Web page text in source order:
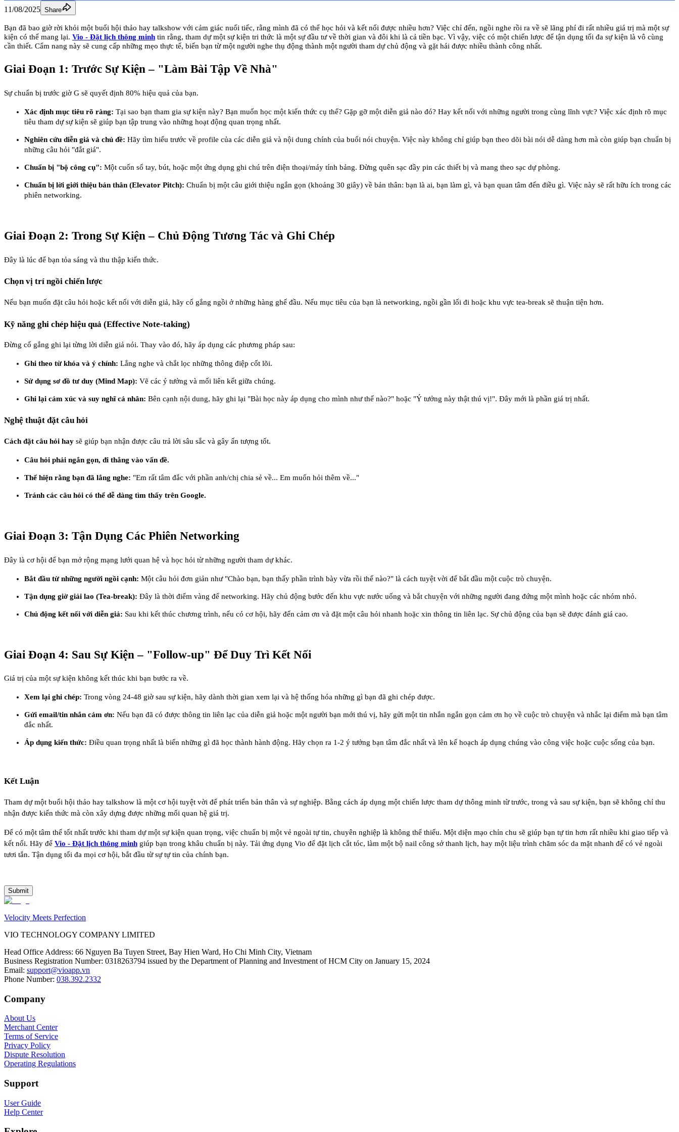
11/08/2025 Share
Bạn đã bao giờ rời khỏi một buổi hội thảo hay talkshow với cảm giác nuối tiếc, rằng mình đã có thể học hỏi và kết nối được nhiều hơn? Việc chỉ đến, ngồi nghe rồi ra về sẽ lãng phí đi rất nhiều giá trị mà một sự
kiện có thể mang lại. Vio - Đặt lịch thông minh tin rằng, tham dự một sự kiện tri thức là một sự đầu tư về thời gian và đôi khi là cả tiền bạc. Vì vậy, việc có một chiến lược để tận dụng tối đa sự kiện là vô cùng
cần thiết. Cẩm nang này sẽ cung cấp những mẹo thực tế, biến bạn từ một người nghe thụ động thành một người tham dự chủ động và gặt hái được nhiều thành công nhất.
Giai Đoạn 1: Trước Sự Kiện – "Làm Bài Tập Về Nhà"
Sự chuẩn bị trước giờ G sẽ quyết định 80% hiệu quả của bạn.
Xác định mục tiêu rõ ràng: Tại sao bạn tham gia sự kiện này? Bạn muốn học một kiến thức cụ thể? Gặp gỡ một diễn giả nào đó? Hay kết nối với những người trong cùng lĩnh vực? Việc xác định rõ mục
tiêu tham dự sự kiện sẽ giúp bạn tập trung vào những hoạt động quan trọng nhất.
Nghiên cứu diễn giả và chủ đề: Hãy tìm hiểu trước về profile của các diễn giả và nội dung chính của buổi nói chuyện. Việc này không chỉ giúp bạn theo dõi bài nói dễ dàng hơn mà còn giúp bạn chuẩn bị
những câu hỏi "đắt giá".
Chuẩn bị "bộ công cụ": Một cuốn sổ tay, bút, hoặc một ứng dụng ghi chú trên điện thoại/máy tính bảng. Đừng quên sạc đầy pin các thiết bị và mang theo sạc dự phòng.
Chuẩn bị lời giới thiệu bản thân (Elevator Pitch): Chuẩn bị một câu giới thiệu ngắn gọn (khoảng 30 giây) về bản thân: bạn là ai, bạn làm gì, và bạn quan tâm đến điều gì. Việc này sẽ rất hữu ích trong các
phiên networking.
Giai Đoạn 2: Trong Sự Kiện – Chủ Động Tương Tác và Ghi Chép
Đây là lúc để bạn tỏa sáng và thu thập kiến thức.
Chọn vị trí ngồi chiến lược
Nếu bạn muốn đặt câu hỏi hoặc kết nối với diễn giả, hãy cố gắng ngồi ở những hàng ghế đầu. Nếu mục tiêu của bạn là networking, ngồi gần lối đi hoặc khu vực tea-break sẽ thuận tiện hơn.
Kỹ năng ghi chép hiệu quả (Effective Note-taking)
Đừng cố gắng ghi lại từng lời diễn giả nói. Thay vào đó, hãy áp dụng các phương pháp sau:
Ghi theo từ khóa và ý chính: Lắng nghe và chắt lọc những thông điệp cốt lõi.
Sử dụng sơ đồ tư duy (Mind Map): Vẽ các ý tưởng và mối liên kết giữa chúng.
Ghi lại cảm xúc và suy nghĩ cá nhân: Bên cạnh nội dung, hãy ghi lại "Bài học này áp dụng cho mình như thế nào?" hoặc "Ý tưởng này thật thú vị!". Đây mới là phần giá trị nhất.
Nghệ thuật đặt câu hỏi
Cách đặt câu hỏi hay sẽ giúp bạn nhận được câu trả lời sâu sắc và gây ấn tượng tốt.
Câu hỏi phải ngắn gọn, đi thẳng vào vấn đề.
Thể hiện rằng bạn đã lắng nghe: "Em rất tâm đắc với phần anh/chị chia sẻ về... Em muốn hỏi thêm về..."
Tránh các câu hỏi có thể dễ dàng tìm thấy trên Google.
Giai Đoạn 3: Tận Dụng Các Phiên Networking
Đây là cơ hội để bạn mở rộng mạng lưới quan hệ và học hỏi từ những người tham dự khác.
Bắt đầu từ những người ngồi cạnh: Một câu hỏi đơn giản như "Chào bạn, bạn thấy phần trình bày vừa rồi thế nào?" là cách tuyệt vời để bắt đầu một cuộc trò chuyện.
Tận dụng giờ giải lao (Tea-break): Đây là thời điểm vàng để networking. Hãy chủ động bước đến khu vực nước uống và bắt chuyện với những người đang đứng một mình hoặc các nhóm nhỏ.
Chủ động kết nối với diễn giả: Sau khi kết thúc chương trình, nếu có cơ hội, hãy đến cảm ơn và đặt một câu hỏi nhanh hoặc xin thông tin liên lạc. Sự chủ động của bạn sẽ được đánh giá cao.
Giai Đoạn 4: Sau Sự Kiện – "Follow-up" Để Duy Trì Kết Nối
Giá trị của một sự kiện không kết thúc khi bạn bước ra về.
Xem lại ghi chép: Trong vòng 24-48 giờ sau sự kiện, hãy dành thời gian xem lại và hệ thống hóa những gì bạn đã ghi chép được.
Gửi email/tin nhắn cảm ơn: Nếu bạn đã có được thông tin liên lạc của diễn giả hoặc một người bạn mới thú vị, hãy gửi một tin nhắn ngắn gọn cảm ơn họ về cuộc trò chuyện và nhắc lại điểm mà bạn tâm
đắc nhất.
Áp dụng kiến thức: Điều quan trọng nhất là biến những gì đã học thành hành động. Hãy chọn ra 1-2 ý tưởng bạn tâm đắc nhất và lên kế hoạch áp dụng chúng vào công việc hoặc cuộc sống của bạn.
Kết Luận
Tham dự một buổi hội thảo hay talkshow là một cơ hội tuyệt vời để phát triển bản thân và sự nghiệp. Bằng cách áp dụng một chiến lược tham dự thông minh từ trước, trong và sau sự kiện, bạn sẽ không chỉ thu
nhận được kiến thức mà còn xây dựng được những mối quan hệ giá trị.
Để có một tâm thế tốt nhất trước khi tham dự một sự kiện quan trọng, việc chuẩn bị một vẻ ngoài tự tin, chuyên nghiệp là không thể thiếu. Một diện mạo chỉn chu sẽ giúp bạn tự tin hơn rất nhiều khi giao tiếp và
kết nối. Hãy để Vio - Đặt lịch thông minh giúp bạn trong khâu chuẩn bị này. Tải ứng dụng Vio để đặt lịch cắt tóc, làm một bộ nail công sở thanh lịch, hay một liệu trình chăm sóc da mặt nhanh để có vẻ ngoài
tươi tắn. Tận dụng tối đa mọi cơ hội, bắt đầu từ sự tự tin của chính bạn.
Submit
Velocity Meets Perfection
VIO TECHNOLOGY COMPANY LIMITED
Head Office Address: 66 Nguyen Ba Tuyen Street, Bay Hien Ward, Ho Chi Minh City, Vietnam
Business Registration Number: 0318263794 issued by the Department of Planning and Investment of HCM City on January 15, 2024
Email: support@vioapp.vn
Phone Number: 038.392.2332
Company
About Us
Merchant Center
Terms of Service
Privacy Policy
Dispute Resolution
Operating Regulations
Support
User Guide
Help Center